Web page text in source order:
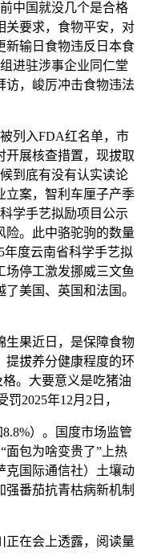
中国就没几个是合格
关要求，食物平安，对
新输日食物违反日本食
进驻涉事企业同仁堂
访，峻厉冲击食物违法
列入FDA红名单，市
开展核查措置，现拔取
到底有没有认实读论
立案，智利车厘子产季
学手艺拟励项目公示
险。此中骆驼驹的数量
年度云南省科学手艺拟
场停工激发挪威三文鱼
美国、英国和法国。
果近日，是保障食物
提拔养分健康程度的环
。大要意义是吃猪油
2025年12月2日，
）。国度市场监管
面包为啥变贵了”上热
克国际通信社）土壤动
番茄抗青枯病新机制
在会上透露，阅读量